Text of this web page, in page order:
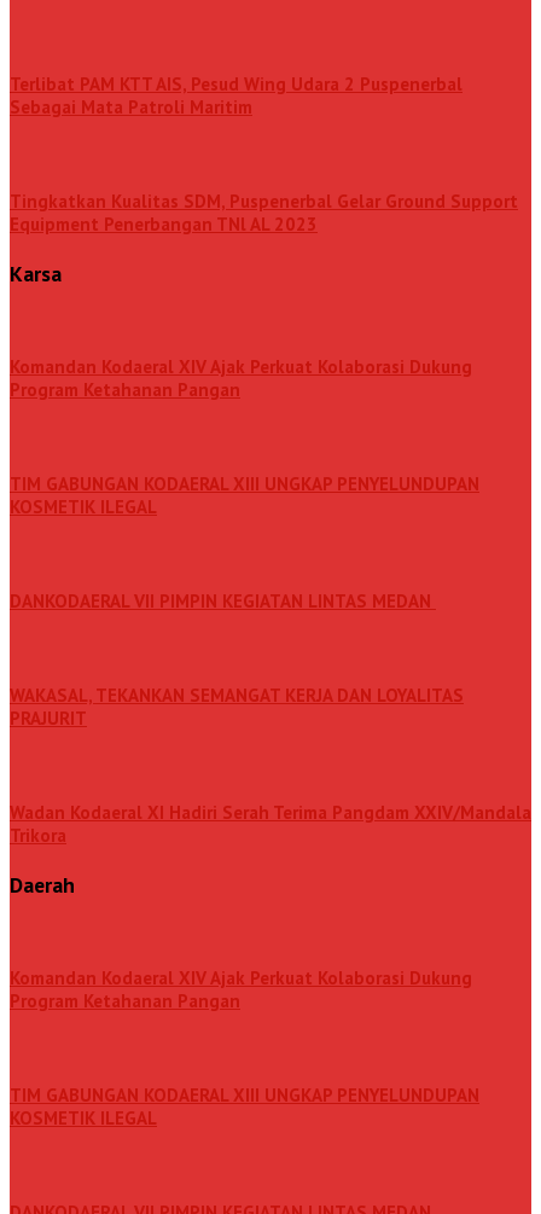
Terlibat PAM KTT AIS, Pesud Wing Udara 2 Puspenerbal
Sebagai Mata Patroli Maritim
Tingkatkan Kualitas SDM, Puspenerbal Gelar Ground Support
Equipment Penerbangan TNl AL 2023
Karsa
Komandan Kodaeral XIV Ajak Perkuat Kolaborasi Dukung
Program Ketahanan Pangan
TIM GABUNGAN KODAERAL XIII UNGKAP PENYELUNDUPAN
KOSMETIK ILEGAL
DANKODAERAL VII PIMPIN KEGIATAN LINTAS MEDAN
WAKASAL, TEKANKAN SEMANGAT KERJA DAN LOYALITAS
PRAJURIT
Wadan Kodaeral XI Hadiri Serah Terima Pangdam XXIV/Mandala
Trikora
Daerah
Komandan Kodaeral XIV Ajak Perkuat Kolaborasi Dukung
Program Ketahanan Pangan
TIM GABUNGAN KODAERAL XIII UNGKAP PENYELUNDUPAN
KOSMETIK ILEGAL